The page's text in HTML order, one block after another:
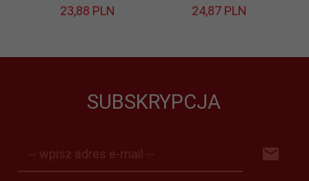
23,88 PLN 24,87 PLN
SUBSKRYPCJA
-- wpisz adres e-mail --